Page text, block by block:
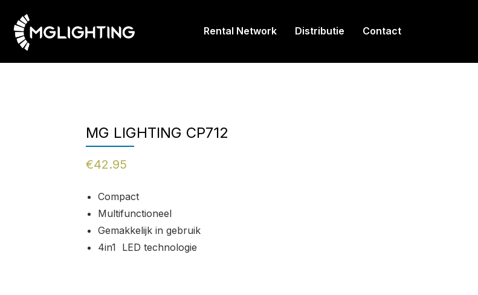
Rental Network Distributie Contact
MG LIGHTING CP712
€42.95
Compact
Multifunctioneel
Gemakkelijk in gebruik
4in1 LED technologie